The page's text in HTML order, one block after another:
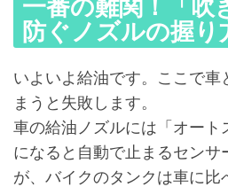
防ぐノズルの握り
いよいよ給油です。ここで車
まうと失敗します。
車の給油ノズルには「オート
になると自動で止まるセンサ
が、バイクのタンクは車に比